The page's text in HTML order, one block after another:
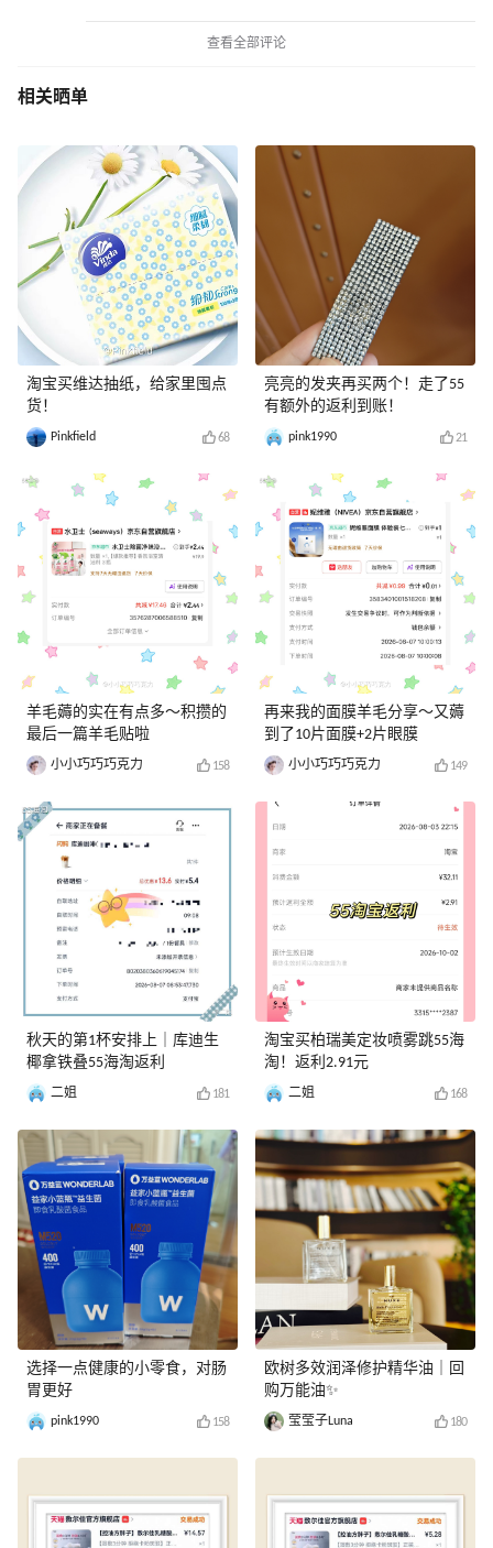
查看全部评论
相关晒单
淘宝买维达抽纸，给家里囤点
货！
Pinkfield 68
羊毛薅的实在有点多～积攒的
最后一篇羊毛贴啦
小小巧巧巧克力 158
秋天的第1杯安排上｜库迪生
椰拿铁叠55海淘返利
二姐 181
选择一点健康的小零食，对肠
胃更好
pink1990 158
亮亮的发夹再买两个！走了55
有额外的返利到账！
pink1990 21
再来我的面膜羊毛分享～又薅
到了10片面膜+2片眼膜
小小巧巧巧克力 149
淘宝买柏瑞美定妆喷雾跳55海
淘！返利2.91元
二姐 168
欧树多效润泽修护精华油｜回
购万能油✨
莹莹子Luna 180